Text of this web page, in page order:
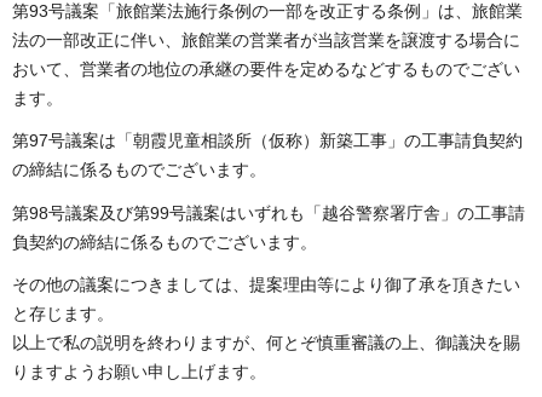
第93号議案「旅館業法施行条例の一部を改正する条例」は、旅館業
法の一部改正に伴い、旅館業の営業者が当該営業を譲渡する場合に
おいて、営業者の地位の承継の要件を定めるなどするものでござい
ます。
第97号議案は「朝霞児童相談所（仮称）新築工事」の工事請負契約
の締結に係るものでございます。
第98号議案及び第99号議案はいずれも「越谷警察署庁舎」の工事請
負契約の締結に係るものでございます。
その他の議案につきましては、提案理由等により御了承を頂きたい
と存じます。
以上で私の説明を終わりますが、何とぞ慎重審議の上、御議決を賜
りますようお願い申し上げます。